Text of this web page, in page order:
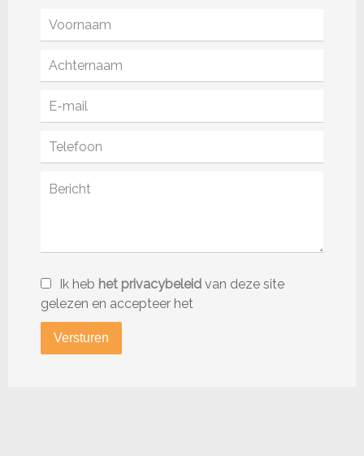
Ik heb het privacybeleid van deze site
gelezen en accepteer het
Versturen